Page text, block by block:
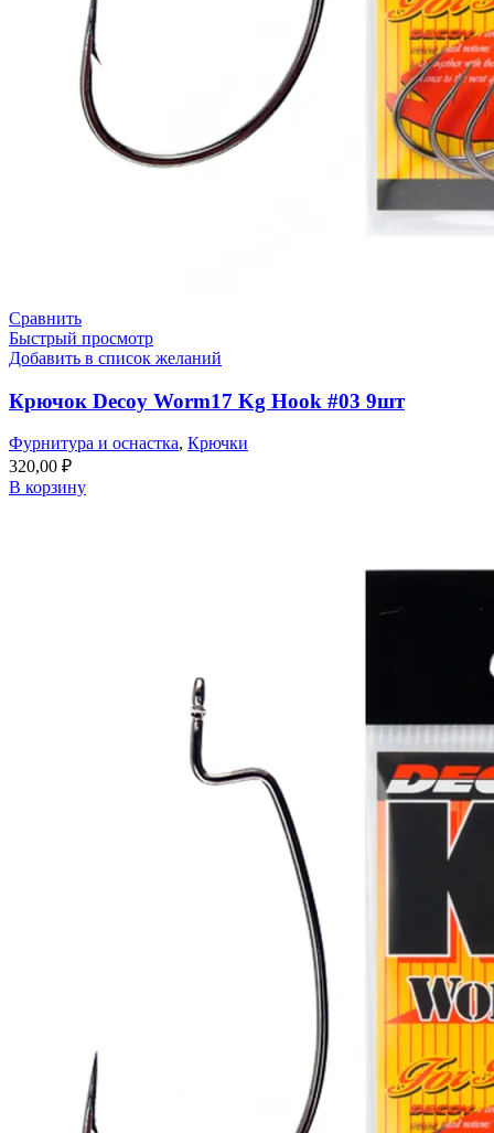
Сравнить
Быстрый просмотр
Добавить в список желаний
Крючок Decoy Worm17 Kg Hook #03 9шт
Фурнитура и оснастка, Крючки
320,00 ₽
В корзину